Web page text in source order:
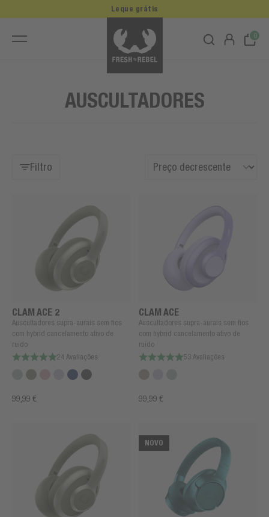
0
Leque grátis
AUSCULTADORES
Filtro
CLAM ACE 2
Auscultadores supra-aurais sem fios
com hybrid cancelamento ativo de
ruído
24 Avaliações
99,99 €
CLAM ACE
Auscultadores supra-aurais sem fios
com hybrid cancelamento ativo de
ruído
53 Avaliações
99,99 €
NOVO